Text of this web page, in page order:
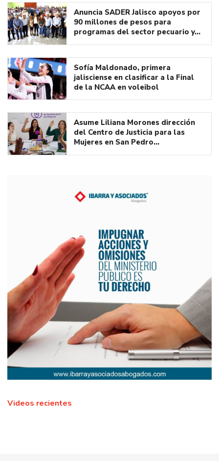
Anuncia SADER Jalisco apoyos por
90 millones de pesos para
programas del sector pecuario y…
Sofía Maldonado, primera
jalisciense en clasificar a la Final
de la NCAA en voleibol
Asume Liliana Morones dirección
del Centro de Justicia para las
Mujeres en San Pedro…
Videos recientes